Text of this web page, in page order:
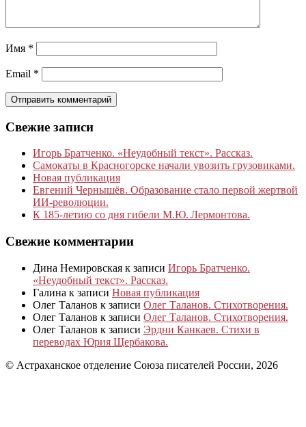
Имя *
Email *
Свежие записи
Игорь Братченко. «Неудобный текст». Рассказ.
Самокаты в Красногорске начали увозить грузовиками.
Новая публикация
Евгений Чернышёв. Образование стало первой жертвой
ИИ-революции.
К 185‑летию со дня гибели М.Ю. Лермонтова.
Свежие комментарии
Дина Немировская к записи Игорь Братченко.
«Неудобный текст». Рассказ.
Галина к записи Новая публикация
Олег Таланов к записи Олег Таланов. Стихотворения.
Олег Таланов к записи Олег Таланов. Стихотворения.
Олег Таланов к записи Эрдни Канкаев. Стихи в
переводах Юрия Щербакова.
© Астраханское отделение Союза писателей России, 2026